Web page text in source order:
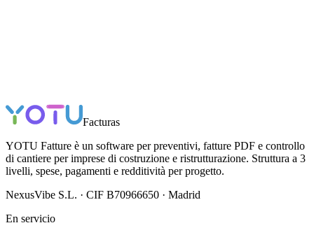
Facturas
YOTU Fatture è un software per preventivi, fatture PDF e controllo
di cantiere per imprese di costruzione e ristrutturazione. Struttura a 3
livelli, spese, pagamenti e redditività per progetto.
NexusVibe S.L. · CIF B70966650 · Madrid
En servicio